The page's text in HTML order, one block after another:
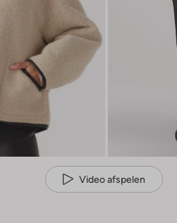
Video afspelen